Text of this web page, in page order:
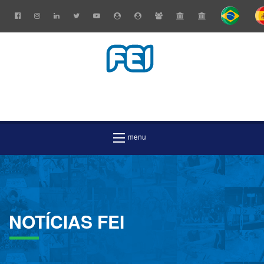
NOTÍCIAS FEI